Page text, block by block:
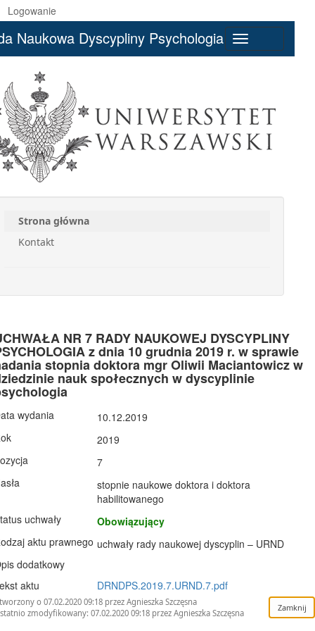
Logowanie
navigation
Naukowa Dyscypliny Psychologia
Strona główna
Kontakt
NR 7 RADY NAUKOWEJ DYSCYPLINY
z dnia 10 grudnia 2019 r. w sprawie
stopnia doktora mgr Oliwii Maciantowicz w
nauk społecznych w dyscyplinie
wydania
10.12.2019
2019
7
stopnie naukowe doktora i doktora
habilitowanego
uchwały
Obowiązujący
aktu prawnego uchwały rady naukowej dyscyplin – URND
dodatkowy
aktu
DRNDPS.2019.7.URND.7.pdf
o 07.02.2020 09:18 przez Agnieszka Szczęsna
zmodyfikowany: 07.02.2020 09:18 przez Agnieszka Szczęsna